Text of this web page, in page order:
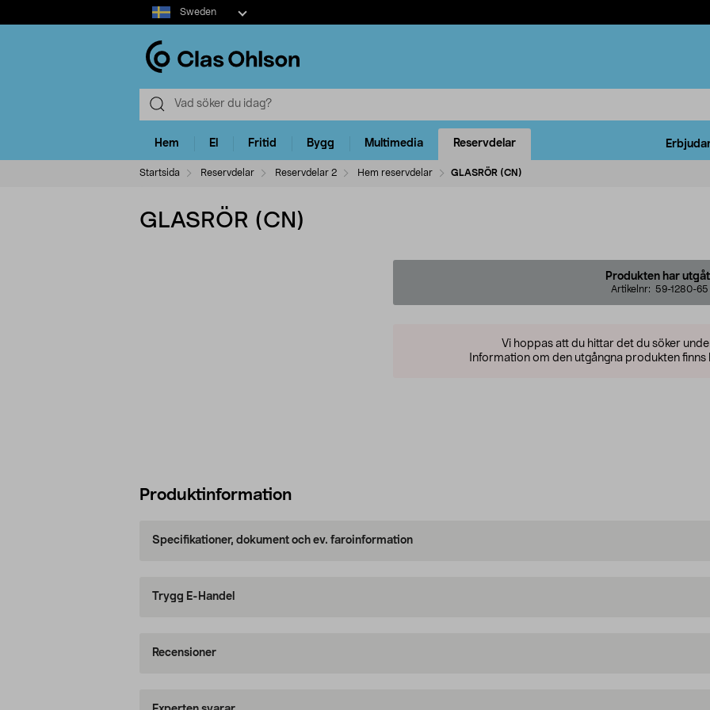
Select
market
Sweden
Hem El Fritid Bygg Multimedia Reservdelar
Startsida Reservdelar Reservdelar 2 Hem reservdelar GLASRÖR (CN)
GLASRÖR (CN)
Produkten har
Artikelnr: 59-1280-65
Vi hoppas att du hittar det du söker
Information om den utgångna produkten finns
Produktinformation
Specifikationer, dokument och ev. faroinformation
Trygg E-Handel
Recensioner